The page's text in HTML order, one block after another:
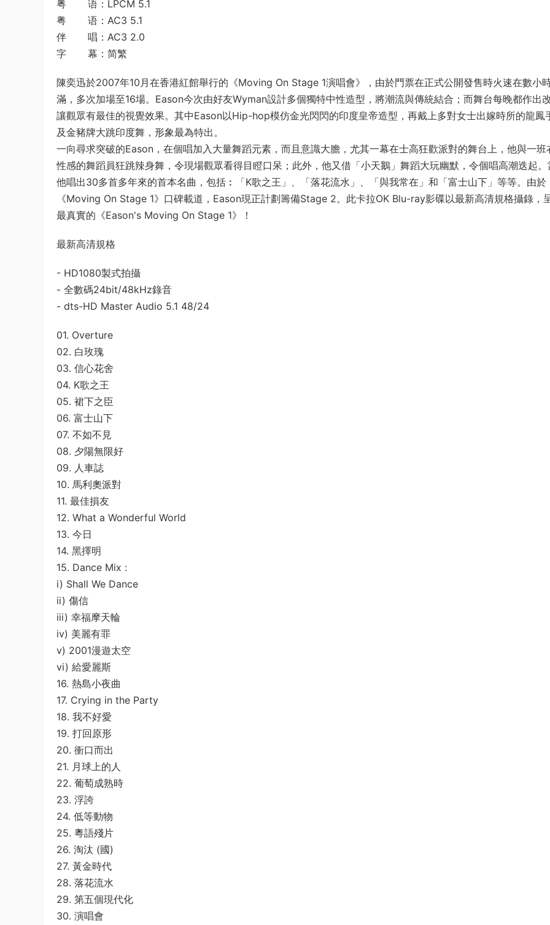
粤 语：LPCM 5.1
粤 语：AC3 5.1
伴 唱：AC3 2.0
字 幕：简繁
陳奕迅於2007年10月在香港紅館舉行的《Moving On Stage 1演唱會》，由於門票在正式公開發售時火速在數小
滿，多次加場至16場。Eason今次由好友Wyman設計多個獨特中性造型，將潮流與傳統結合；而舞台每晚都作出
讓觀眾有最佳的視覺效果。其中Eason以Hip-hop模仿金光閃閃的印度皇帝造型，再戴上多對女士出嫁時所的龍鳳
及金豬牌大跳印度舞，形象最為特出。
一向尋求突破的Eason，在個唱加入大量舞蹈元素，而且意識大膽，尤其一幕在士高狂歡派對的舞台上，他與一班
性感的舞蹈員狂跳辣身舞，令現場觀眾看得目瞪口呆；此外，他又借「小天鵝」舞蹈大玩幽默，令個唱高潮迭起。
他唱出30多首多年來的首本名曲，包括︰「K歌之王」、「落花流水」、「與我常在」和「富士山下」等等。由於
《Moving On Stage 1》口碑載道，Eason現正計劃籌備Stage 2。此卡拉OK Blu-ray影碟以最新高清規格攝錄，
最真實的《Eason's Moving On Stage 1》！
最新高清規格
- HD1080製式拍攝
- 全數碼24bit/48kHz錄音
- dts-HD Master Audio 5.1 48/24
01. Overture
02. 白玫瑰
03. 信心花舍
04. K歌之王
05. 裙下之臣
06. 富士山下
07. 不如不見
08. 夕陽無限好
09. 人車誌
10. 馬利奧派對
11. 最佳損友
12. What a Wonderful World
13. 今日
14. 黑擇明
15. Dance Mix :
i) Shall We Dance
ii) 傷信
iii) 幸福摩天輪
iv) 美麗有罪
v) 2001漫遊太空
vi) 給愛麗斯
16. 熱島小夜曲
17. Crying in the Party
18. 我不好愛
19. 打回原形
20. 衝口而出
21. 月球上的人
22. 葡萄成熟時
23. 浮誇
24. 低等動物
25. 粵語殘片
26. 淘汰 (國)
27. 黃金時代
28. 落花流水
29. 第五個現代化
30. 演唱會